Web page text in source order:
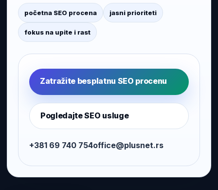
početna SEO procena jasni prioriteti
fokus na upite i rast
Zatražite besplatnu SEO procenu
Pogledajte SEO usluge
+381 69 740 754office@plusnet.rs